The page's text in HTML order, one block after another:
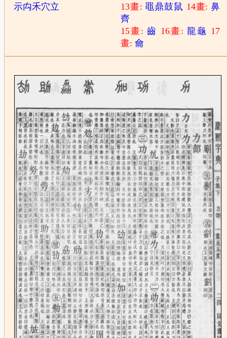
示禸禾穴立
13畫: 黽鼎鼓鼠 14畫:鼻
齊
15畫:齒 16畫:龍龜 17
畫:龠